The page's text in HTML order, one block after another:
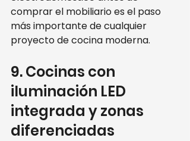
comprar el mobiliario es el paso
más importante de cualquier
proyecto de cocina moderna.
9. Cocinas con
iluminación LED
integrada y zonas
diferenciadas